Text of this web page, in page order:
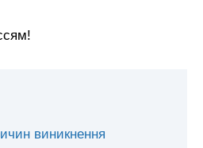
виникнення